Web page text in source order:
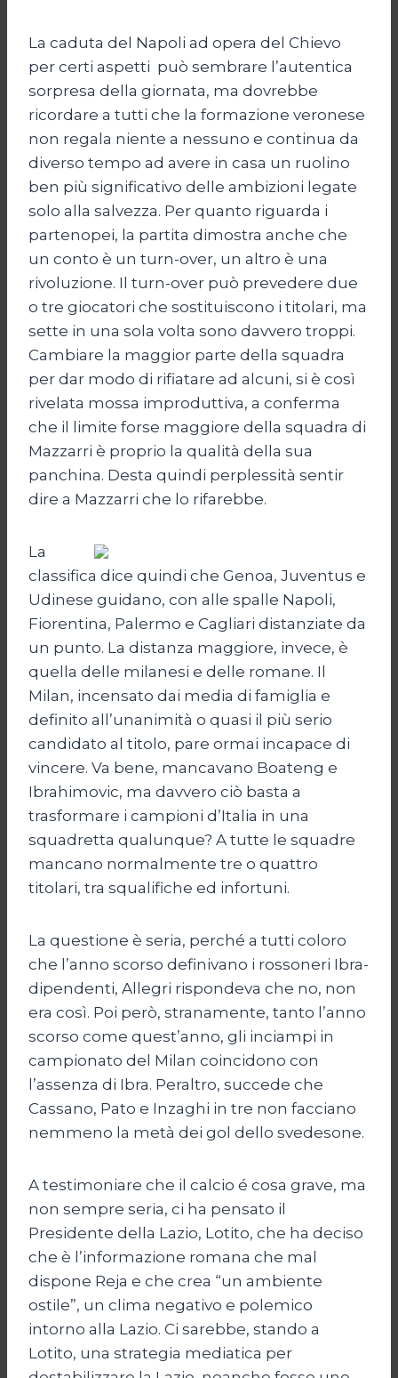
La caduta del Napoli ad opera del Chievo
per certi aspetti può sembrare l’autentica
sorpresa della giornata, ma dovrebbe
ricordare a tutti che la formazione veronese
non regala niente a nessuno e continua da
diverso tempo ad avere in casa un ruolino
ben più significativo delle ambizioni legate
solo alla salvezza. Per quanto riguarda i
partenopei, la partita dimostra anche che
un conto è un turn-over, un altro è una
rivoluzione. Il turn-over può prevedere due
o tre giocatori che sostituiscono i titolari, ma
sette in una sola volta sono davvero troppi.
Cambiare la maggior parte della squadra
per dar modo di rifiatare ad alcuni, si è così
rivelata mossa improduttiva, a conferma
che il limite forse maggiore della squadra di
Mazzarri è proprio la qualità della sua
panchina. Desta quindi perplessità sentir
dire a Mazzarri che lo rifarebbe.
La
classifica dice quindi che Genoa, Juventus e
Udinese guidano, con alle spalle Napoli,
Fiorentina, Palermo e Cagliari distanziate da
un punto. La distanza maggiore, invece, è
quella delle milanesi e delle romane. Il
Milan, incensato dai media di famiglia e
definito all’unanimità o quasi il più serio
candidato al titolo, pare ormai incapace di
vincere. Va bene, mancavano Boateng e
Ibrahimovic, ma davvero ciò basta a
trasformare i campioni d’Italia in una
squadretta qualunque? A tutte le squadre
mancano normalmente tre o quattro
titolari, tra squalifiche ed infortuni.
La questione è seria, perché a tutti coloro
che l’anno scorso definivano i rossoneri Ibra-
dipendenti, Allegri rispondeva che no, non
era così. Poi però, stranamente, tanto l’anno
scorso come quest’anno, gli inciampi in
campionato del Milan coincidono con
l’assenza di Ibra. Peraltro, succede che
Cassano, Pato e Inzaghi in tre non facciano
nemmeno la metà dei gol dello svedesone.
A testimoniare che il calcio é cosa grave, ma
non sempre seria, ci ha pensato il
Presidente della Lazio, Lotito, che ha deciso
che è l’informazione romana che mal
dispone Reja e che crea “un ambiente
ostile”, un clima negativo e polemico
intorno alla Lazio. Ci sarebbe, stando a
Lotito, una strategia mediatica per